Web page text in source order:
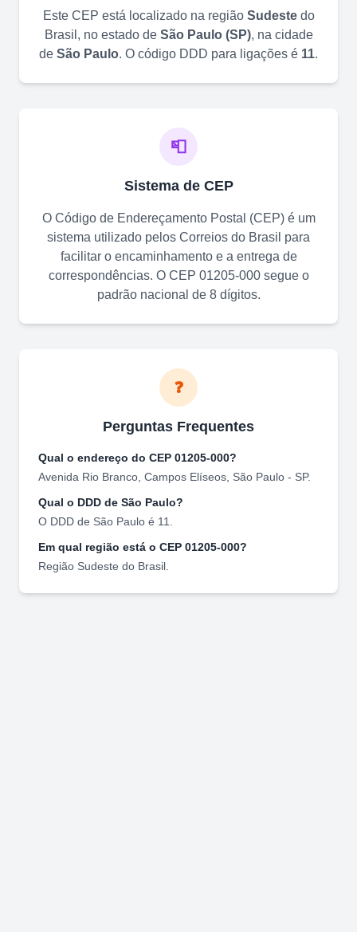
Este CEP está localizado na região Sudestedo
Brasil, no estado de São Paulo(SP), na cidade
de São Paulo. O código DDD para ligações é 11.
📮
Sistema de CEP
O Código de Endereçamento Postal (CEP) é um
sistema utilizado pelos Correios do Brasil para
facilitar o encaminhamento e a entrega de
correspondências. O CEP 01205-000segue o
padrão nacional de 8 dígitos.
❓
Perguntas Frequentes
Qual o endereço do CEP 01205-000?
Avenida Rio Branco Campos Elíseos São Paulo - SP.
Qual o DDD de São Paulo?
O DDD de São Paulo é 11
Em qual região está o CEP 01205-000?
Região Sudeste do Brasil.